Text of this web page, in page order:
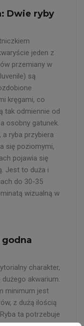
Dwie ryby
jeden z
przemiany w
są
kręgami, co
tak odmiennie od
osobny gatunek.
a ryba przybiera
się poziomymi,
pojawia się
Jest to duża i
do 30-35
wizualną w
charakter,
akwarium.
minimum jest
z dużą ilością
ta potrzebuje